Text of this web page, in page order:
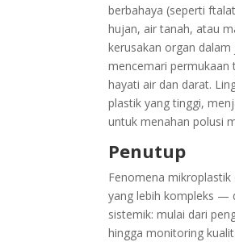
berbahaya (seperti
hujan, air tanah, atau
kerusakan organ
mencemari permukaan
hayati air dan darat.
plastik yang tinggi,
untuk menahan polusi
Penutup
Fenomena
yang lebih kompleks —
sistemik: mulai dari
hingga monitoring